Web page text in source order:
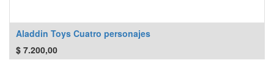
Aladdin Toys Cuatro personajes
$ 7.200,00